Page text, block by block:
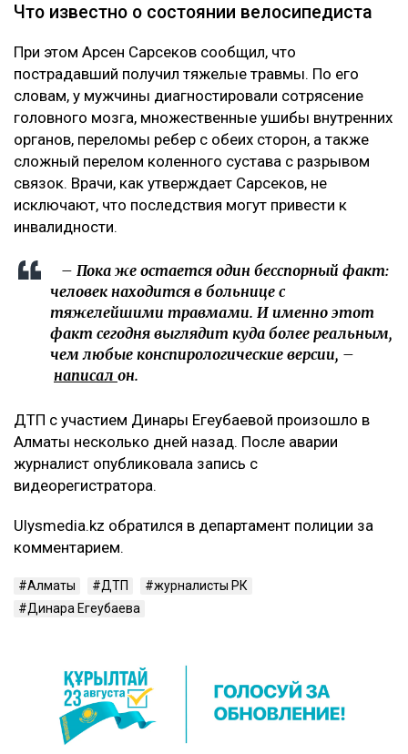
Что известно о состоянии велосипедиста
При этом Арсен Сарсеков сообщил, что
пострадавший получил тяжелые травмы. По его
словам, у мужчины диагностировали сотрясение
головного мозга, множественные ушибы внутренних
органов, переломы ребер с обеих сторон, а также
сложный перелом коленного сустава с разрывом
связок. Врачи, как утверждает Сарсеков, не
исключают, что последствия могут привести к
инвалидности.
– Пока же остается один бесспорный факт:
человек находится в больнице с
тяжелейшими травмами. И именно этот
факт сегодня выглядит куда более реальным,
чем любые конспирологические версии, –
написал он.
ДТП с участием Динары Егеубаевой произошло в
Алматы несколько дней назад. После аварии
журналист опубликовала запись с
видеорегистратора.
Ulysmedia.kz обратился в департамент полиции за
комментарием.
Алматы ДТП
журналисты РК
Динара Егеубаева